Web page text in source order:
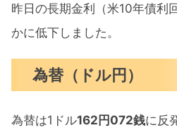
昨日の長期金利（米10年債利
かに低下しました。
為替（ドル円）
為替は1ドル162円072銭に反